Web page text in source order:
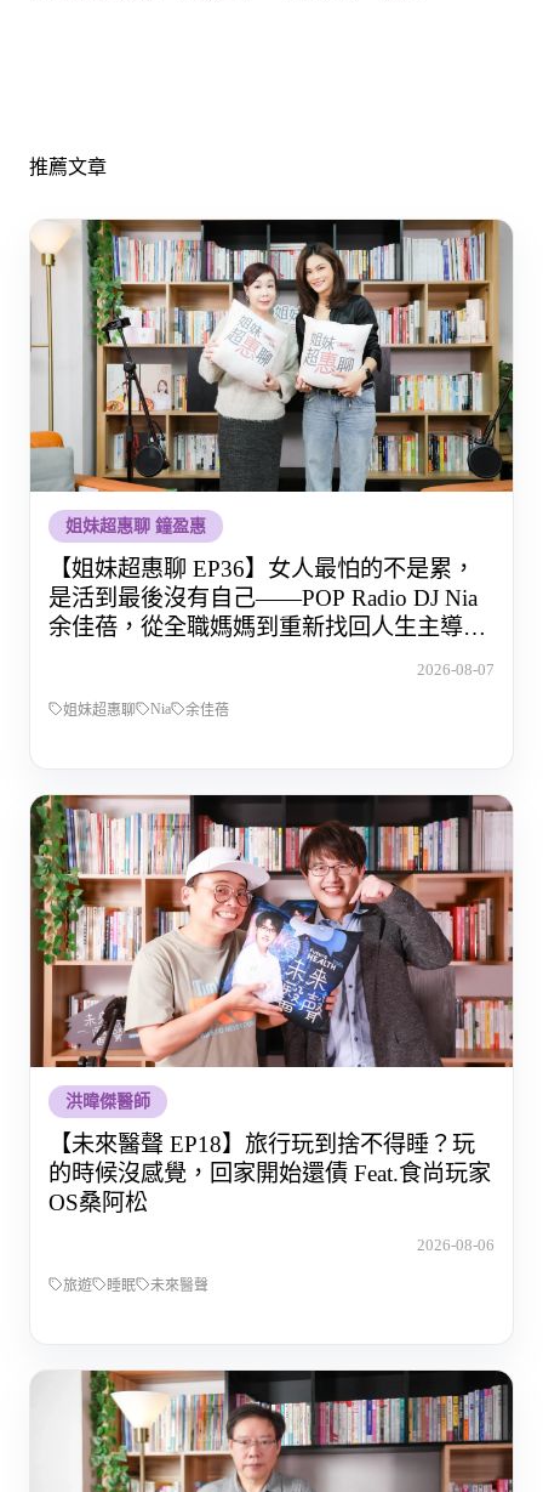
推薦文章
姐妹超惠聊 鐘盈惠
【姐妹超惠聊 EP36】女人最怕的不是累，
是活到最後沒有自己——POP Radio DJ Nia
余佳蓓，從全職媽媽到重新找回人生主導權
2026-08-07
姐妹超惠聊 Nia 余佳蓓
洪暐傑醫師
【未來醫聲 EP18】旅行玩到捨不得睡？玩
的時候沒感覺，回家開始還債 Feat.食尚玩家
OS桑阿松
2026-08-06
旅遊 睡眠 未來醫聲